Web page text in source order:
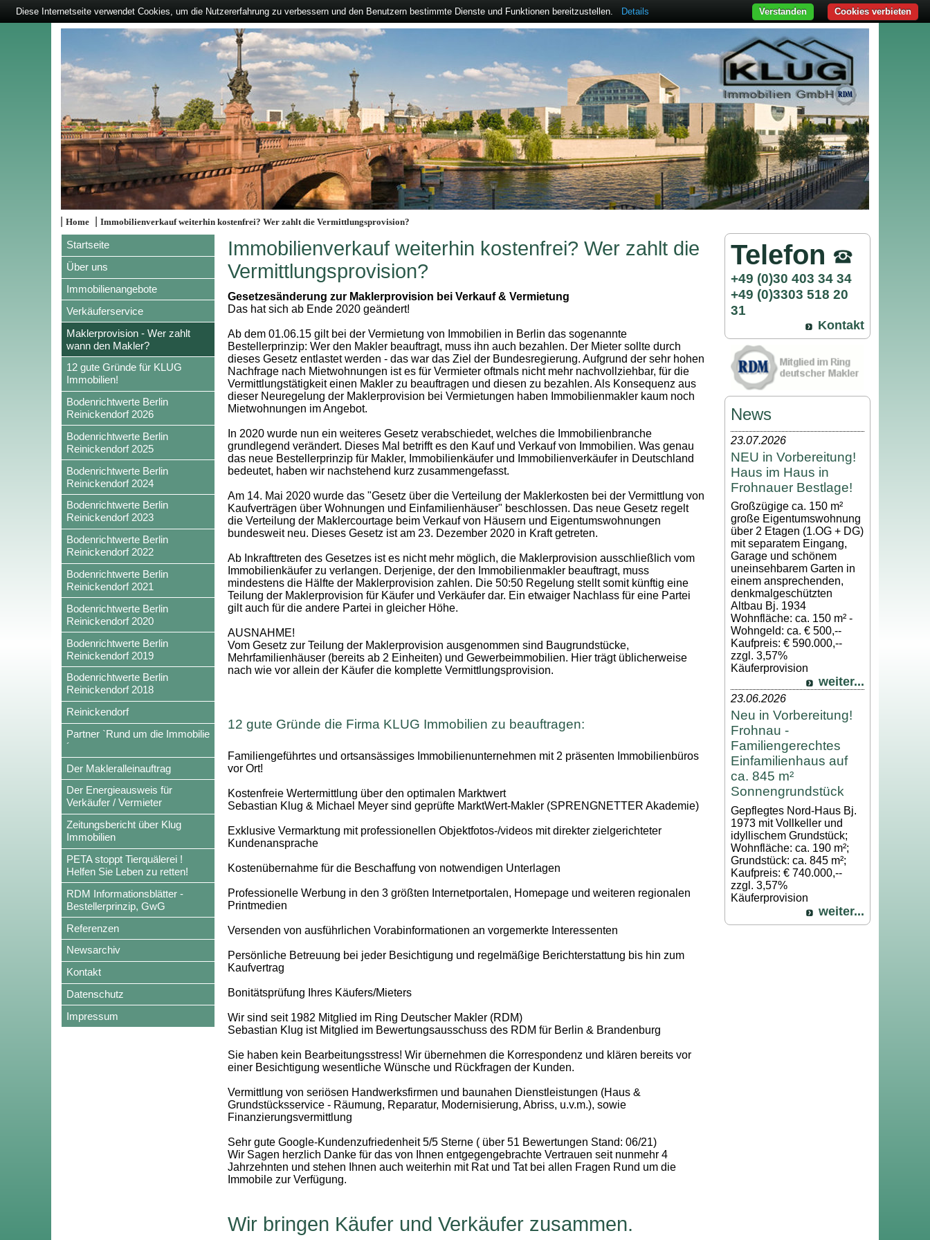
|Home |Immobilienverkauf weiterhin kostenfrei? Wer zahlt die Vermittlungsprovision?
Startseite
Über uns
Immobilienangebote
Verkäuferservice
Maklerprovision - Wer zahlt
wann den Makler?
12 gute Gründe für KLUG
Immobilien!
Bodenrichtwerte Berlin
Reinickendorf 2026
Bodenrichtwerte Berlin
Reinickendorf 2025
Bodenrichtwerte Berlin
Reinickendorf 2024
Bodenrichtwerte Berlin
Reinickendorf 2023
Bodenrichtwerte Berlin
Reinickendorf 2022
Bodenrichtwerte Berlin
Reinickendorf 2021
Bodenrichtwerte Berlin
Reinickendorf 2020
Bodenrichtwerte Berlin
Reinickendorf 2019
Bodenrichtwerte Berlin
Reinickendorf 2018
Reinickendorf
Partner `Rund um die Immobilie
´
Der Makleralleinauftrag
Der Energieausweis für
Verkäufer / Vermieter
Zeitungsbericht über Klug
Immobilien
PETA stoppt Tierquälerei !
Helfen Sie Leben zu retten!
RDM Informationsblätter -
Bestellerprinzip, GwG
Referenzen
Newsarchiv
Kontakt
Datenschutz
Impressum
Immobilienverkauf weiterhin kostenfrei? Wer zahlt die
Vermittlungsprovision?
Gesetzesänderung zur Maklerprovision bei Verkauf & Vermietung
Das hat sich ab Ende 2020 geändert!
Ab dem 01.06.15 gilt bei der Vermietung von Immobilien in Berlin das sogenannte
Bestellerprinzip: Wer den Makler beauftragt, muss ihn auch bezahlen. Der Mieter sollte durch
dieses Gesetz entlastet werden - das war das Ziel der Bundesregierung. Aufgrund der sehr hohen
Nachfrage nach Mietwohnungen ist es für Vermieter oftmals nicht mehr nachvollziehbar, für die
Vermittlungstätigkeit einen Makler zu beauftragen und diesen zu bezahlen. Als Konsequenz aus
dieser Neuregelung der Maklerprovision bei Vermietungen haben Immobilienmakler kaum noch
Mietwohnungen im Angebot.
In 2020 wurde nun ein weiteres Gesetz verabschiedet, welches die Immobilienbranche
grundlegend verändert. Dieses Mal betrifft es den Kauf und Verkauf von Immobilien. Was genau
das neue Bestellerprinzip für Makler, Immobilienkäufer und Immobilienverkäufer in Deutschland
bedeutet, haben wir nachstehend kurz zusammengefasst.
Am 14. Mai 2020 wurde das "Gesetz über die Verteilung der Maklerkosten bei der Vermittlung von
Kaufverträgen über Wohnungen und Einfamilienhäuser" beschlossen. Das neue Gesetz regelt
die Verteilung der Maklercourtage beim Verkauf von Häusern und Eigentumswohnungen
bundesweit neu. Dieses Gesetz ist am 23. Dezember 2020 in Kraft getreten.
Ab Inkrafttreten des Gesetzes ist es nicht mehr möglich, die Maklerprovision ausschließlich vom
Immobilienkäufer zu verlangen. Derjenige, der den Immobilienmakler beauftragt, muss
mindestens die Hälfte der Maklerprovision zahlen. Die 50:50 Regelung stellt somit künftig eine
Teilung der Maklerprovision für Käufer und Verkäufer dar. Ein etwaiger Nachlass für eine Partei
gilt auch für die andere Partei in gleicher Höhe.
AUSNAHME!
Vom Gesetz zur Teilung der Maklerprovision ausgenommen sind Baugrundstücke,
Mehrfamilienhäuser (bereits ab 2 Einheiten) und Gewerbeimmobilien. Hier trägt üblicherweise
nach wie vor allein der Käufer die komplette Vermittlungsprovision.
12 gute Gründe die Firma KLUG Immobilien zu beauftragen:
Familiengeführtes und ortsansässiges Immobilienunternehmen mit 2 präsenten Immobilienbüros
vor Ort!
Kostenfreie Wertermittlung über den optimalen Marktwert
Sebastian Klug & Michael Meyer sind geprüfte MarktWert-Makler (SPRENGNETTER Akademie)
Exklusive Vermarktung mit professionellen Objektfotos-/videos mit direkter zielgerichteter
Kundenansprache
Kostenübernahme für die Beschaffung von notwendigen Unterlagen
Professionelle Werbung in den 3 größten Internetportalen, Homepage und weiteren regionalen
Printmedien
Versenden von ausführlichen Vorabinformationen an vorgemerkte Interessenten
Persönliche Betreuung bei jeder Besichtigung und regelmäßige Berichterstattung bis hin zum
Kaufvertrag
Bonitätsprüfung Ihres Käufers/Mieters
Wir sind seit 1982 Mitglied im Ring Deutscher Makler (RDM)
Sebastian Klug ist Mitglied im Bewertungsausschuss des RDM für Berlin & Brandenburg
Sie haben kein Bearbeitungsstress! Wir übernehmen die Korrespondenz und klären bereits vor
einer Besichtigung wesentliche Wünsche und Rückfragen der Kunden.
Vermittlung von seriösen Handwerksfirmen und baunahen Dienstleistungen (Haus &
Grundstücksservice - Räumung, Reparatur, Modernisierung, Abriss, u.v.m.), sowie
Finanzierungsvermittlung
Sehr gute Google-Kundenzufriedenheit 5/5 Sterne ( über 51 Bewertungen Stand: 06/21)
Wir Sagen herzlich Danke für das von Ihnen entgegengebrachte Vertrauen seit nunmehr 4
Jahrzehnten und stehen Ihnen auch weiterhin mit Rat und Tat bei allen Fragen Rund um die
Immobile zur Verfügung.
Wir bringen Käufer und Verkäufer zusammen.
Telefon
+49 (0)30 403 34 34
+49 (0)3303 518 20
31
Kontakt
News
23.07.2026
NEU in Vorbereitung!
Haus im Haus in
Frohnauer Bestlage!
Großzügige ca. 150 m²
große Eigentumswohnung
über 2 Etagen (1.OG + DG)
mit separatem Eingang,
Garage und schönem
uneinsehbarem Garten in
einem ansprechenden,
denkmalgeschützten
Altbau Bj. 1934
Wohnfläche: ca. 150 m² -
Wohngeld: ca. € 500,--
Kaufpreis: € 590.000,--
zzgl. 3,57%
Käuferprovision
weiter...
23.06.2026
Neu in Vorbereitung!
Frohnau -
Familiengerechtes
Einfamilienhaus auf
ca. 845 m²
Sonnengrundstück
Gepflegtes Nord-Haus Bj.
1973 mit Vollkeller und
idyllischem Grundstück;
Wohnfläche: ca. 190 m²;
Grundstück: ca. 845 m²;
Kaufpreis: € 740.000,--
zzgl. 3,57%
Käuferprovision
weiter...
Diese Internetseite verwendet Cookies, um die Nutzererfahrung zu verbessern und den Benutzern bestimmte Dienste und Funktionen bereitzustellen. Details Cookies verbieten
Verstanden